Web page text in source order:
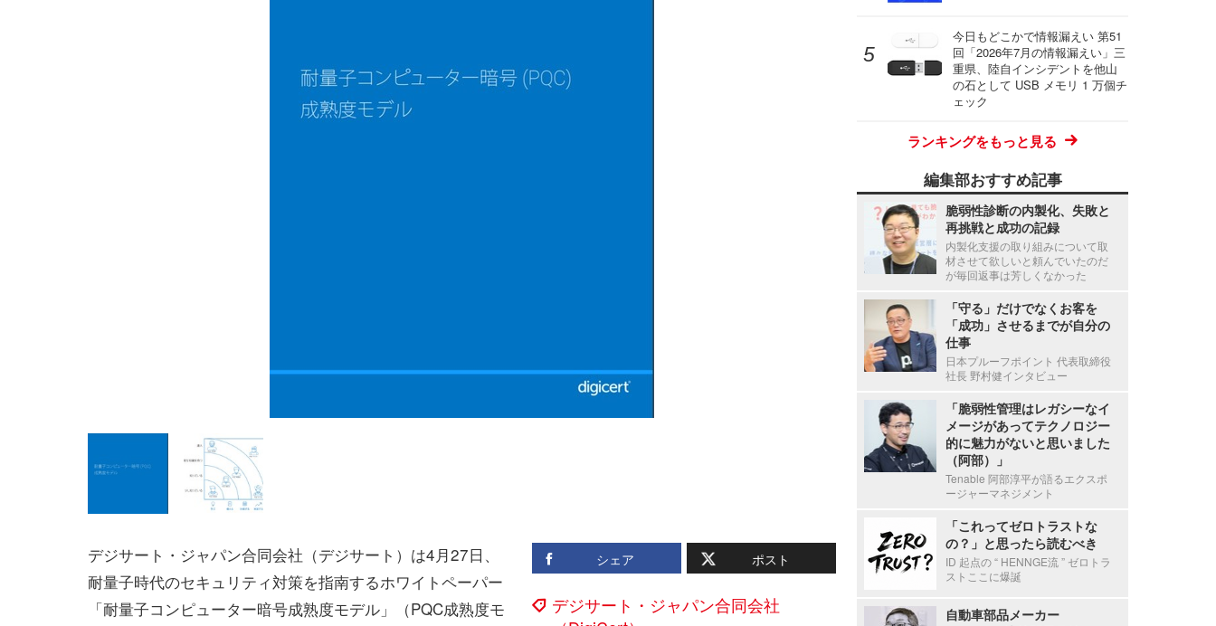
シェア ポスト
デジサート・ジャパン合同会社
デジサート・ジャパン合同会社（デジサート）は4月27日、
耐量子時代のセキュリティ対策を指南するホワイトペーパー
「耐量子コンピューター暗号成熟度モデル」（PQC成熟度モ
今日もどこかで情報漏えい 第51
回「2026年7月の情報漏えい」三
重県、陸自インシデントを他山
の石として USB メモリ 1 万個チ
ェック
ランキングをもっと見る
編集部おすすめ記事
脆弱性診断の内製化、失敗と
再挑戦と成功の記録
内製化支援の取り組みについて取
材させて欲しいと頼んでいたのだ
が毎回返事は芳しくなかった
「守る」だけでなくお客を
「成功」させるまでが自分の
仕事
日本プルーフポイント 代表取締役
社長 野村健インタビュー
「脆弱性管理はレガシーなイ
メージがあってテクノロジー
的に魅力がないと思いました
（阿部）」
Tenable 阿部淳平が語るエクスポ
ージャーマネジメント
「これってゼロトラストな
の？」と思ったら読むべき
ID 起点の “ HENNGE流 ” ゼロトラ
ストここに爆誕
自動車部品メーカー